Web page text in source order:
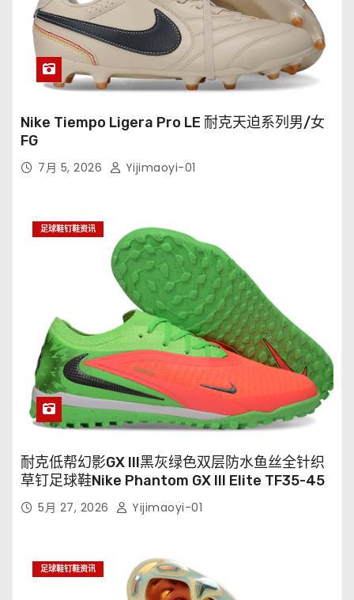
Nike Tiempo Ligera Pro LE 耐克天迫系列男/女
FG
7月 5, 2026 Yijimaoyi-01
足球鞋钉鞋资讯
耐克低帮幻影GX III黑灰绿色双层防水鱼丝全针织
草钉足球鞋Nike Phantom GX III Elite TF35-45
5月 27, 2026 Yijimaoyi-01
足球鞋钉鞋资讯